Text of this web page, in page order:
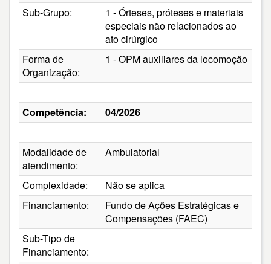
Sub-Grupo:
1 - Órteses, próteses e materiais
especiais não relacionados ao
ato cirúrgico
Forma de
Organização:
1 - OPM auxiliares da locomoção
Competência: 04/2026
Modalidade de
atendimento:
Ambulatorial
Complexidade:
Não se aplica
Financiamento:
Fundo de Ações Estratégicas e
Compensações (FAEC)
Sub-Tipo de
Financiamento: